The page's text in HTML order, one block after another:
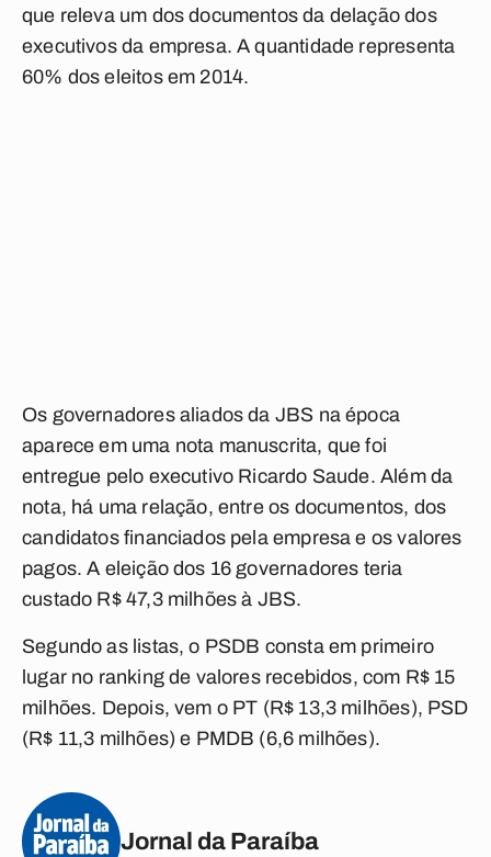
que releva um dos documentos da delação dos
executivos da empresa. A quantidade representa
60% dos eleitos em 2014.
Os governadores aliados da JBS na época
aparece em uma nota manuscrita, que foi
entregue pelo executivo Ricardo Saude. Além da
nota, há uma relação, entre os documentos, dos
candidatos financiados pela empresa e os valores
pagos. A eleição dos 16 governadores teria
custado R$ 47,3 milhões à JBS.
Segundo as listas, o PSDB consta em primeiro
lugar no ranking de valores recebidos, com R$ 15
milhões. Depois, vem o PT (R$ 13,3 milhões), PSD
(R$ 11,3 milhões) e PMDB (6,6 milhões).
Jornal da Paraíba